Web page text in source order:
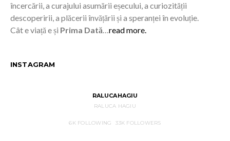
încercării, a curajului asumării eșecului, a curiozității
descoperirii, a plăcerii învățării și a speranței în evoluție.
Cât e viață e și Prima Dată…read more.
INSTAGRAM
RALUCAHAGIU
RALUCA HAGIU
6KFOLLOWING 33K FOLLOWERS